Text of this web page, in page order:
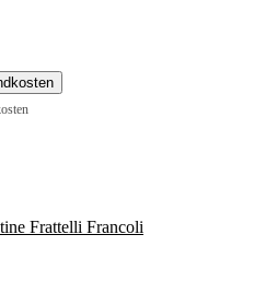
Frattelli Francoli